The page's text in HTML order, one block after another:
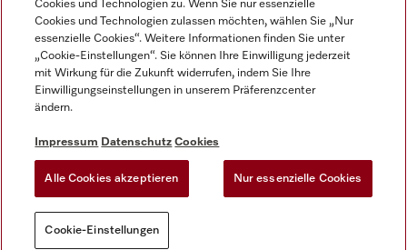
Impressum
Datenschutz
Cookie-Einstellungen
Cookies und Technologien zu. Wenn Sie nur essenzielle
Cookies und Technologien zulassen möchten, wählen Sie „Nur
essenzielle Cookies“. Weitere Informationen finden Sie unter
„Cookie-Einstellungen“. Sie können Ihre Einwilligung jederzeit
mit Wirkung für die Zukunft widerrufen, indem Sie Ihre
Einwilligungseinstellungen in unserem Präferenzcenter
ändern.
Impressum Datenschutz Cookies
Alle Cookies akzeptieren Nur essenzielle Cookies
Cookie-Einstellungen